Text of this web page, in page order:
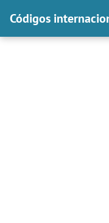
Códigos